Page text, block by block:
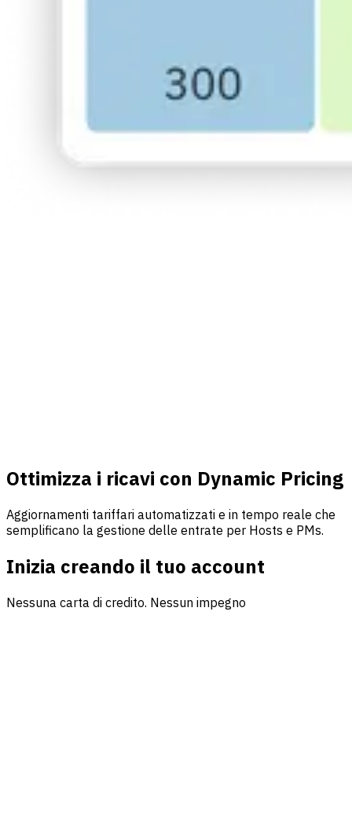
Ottimizza i ricavi con Dynamic Pricing
Aggiornamenti tariffari automatizzati e in tempo reale che
semplificano la gestione delle entrate per Hosts e PMs.
Inizia creando il tuo account
Nessuna carta di credito. Nessun impegno